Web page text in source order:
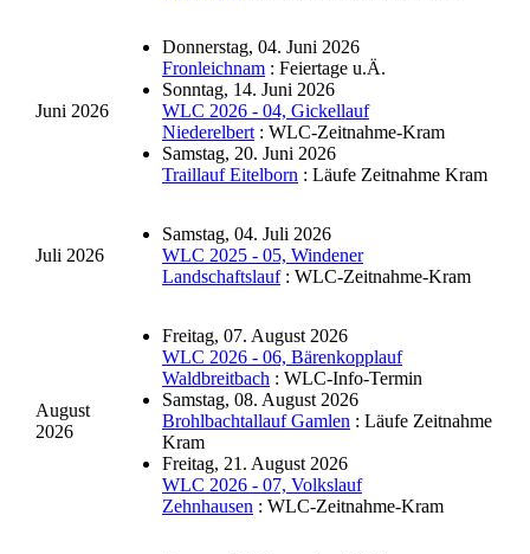
Juni 2026
Donnerstag, 04. Juni 2026
Fronleichnam : Feiertage u.Ä.
Sonntag, 14. Juni 2026
WLC 2026 - 04, Gickellauf
Niederelbert : WLC-Zeitnahme-Kram
Samstag, 20. Juni 2026
Traillauf Eitelborn : Läufe Zeitnahme Kram
Juli 2026
Samstag, 04. Juli 2026
WLC 2025 - 05, Windener
Landschaftslauf: WLC-Zeitnahme-Kram
August
2026
Freitag, 07. August 2026
WLC 2026 - 06, Bärenkopplauf
Waldbreitbach : WLC-Info-Termin
Samstag, 08. August 2026
Brohlbachtallauf Gamlen : Läufe Zeitnahme
Kram
Freitag, 21. August 2026
WLC 2026 - 07, Volkslauf
Zehnhausen : WLC-Zeitnahme-Kram